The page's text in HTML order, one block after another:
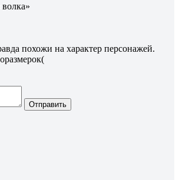
похожи на характер персонажей.
Отправить